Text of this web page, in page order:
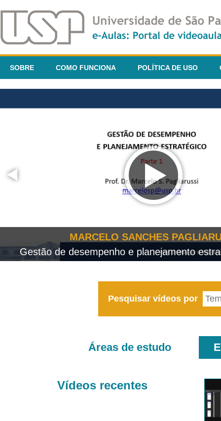
SOBRE COMO FUNCIONA POLÍTICA DE USO
MARCELO SANCHES
Gestão de desempenho e planejamento
Pesquisar vídeos por
Áreas de estudo
Vídeos recentes